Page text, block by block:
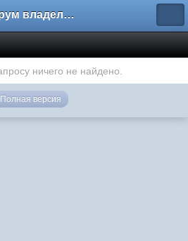
Форум владельцев интернет-магазинов
ничего не найдено.
Полная версия